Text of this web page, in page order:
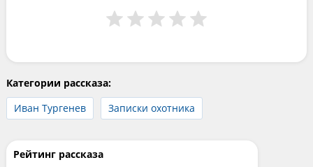
Категории рассказа:
Иван Тургенев
Записки охотника
Рейтинг рассказа